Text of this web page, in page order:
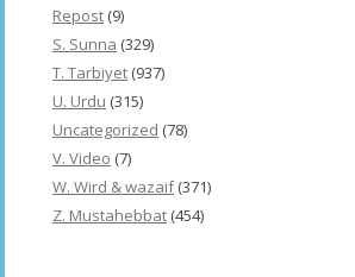
Repost (9)
S. Sunna (329)
T. Tarbiyet (937)
U. Urdu (315)
Uncategorized (78)
V. Video (7)
W. Wird & wazaif(371)
Z. Mustahebbat (454)